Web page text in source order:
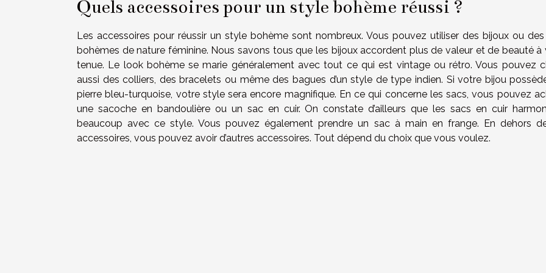
Quels accessoires pour un style bohème réussi ?
Les accessoires pour réussir un style bohème sont nombreux. Vous pouvez utiliser des bijoux ou
bohèmes de nature féminine. Nous savons tous que les bijoux accordent plus de valeur et de beauté à
tenue. Le look bohème se marie généralement avec tout ce qui est vintage ou rétro. Vous pouvez
aussi des colliers, des bracelets ou même des bagues d’un style de type indien. Si votre bijou
pierre bleu-turquoise, votre style sera encore magnifique. En ce qui concerne les sacs, vous pouvez
une sacoche en bandoulière ou un sac en cuir. On constate d’ailleurs que les sacs en cuir
beaucoup avec ce style. Vous pouvez également prendre un sac à main en frange. En dehors
accessoires, vous pouvez avoir d’autres accessoires. Tout dépend du choix que vous voulez.